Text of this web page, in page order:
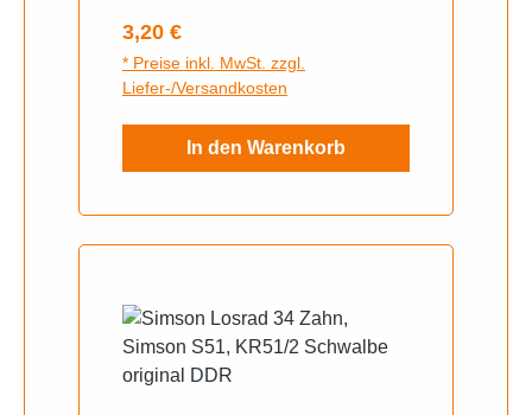
Regulärer Preis:
3,20 €
* Preise inkl. MwSt. zzgl.
Liefer-/Versandkosten
In den Warenkorb